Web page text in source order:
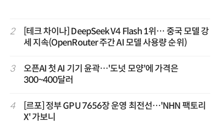
2
[테크 차이나] DeepSeek V4 Flash 1위… 중국 모델 강
세 지속(OpenRouter 주간 AI 모델 사용량 순위)
3
오픈AI 첫 AI 기기 윤곽…'도넛 모양'에 가격은
300~400달러
4
[르포] 정부 GPU 7656장 운영 최전선…'NHN 팩토리
X' 가보니